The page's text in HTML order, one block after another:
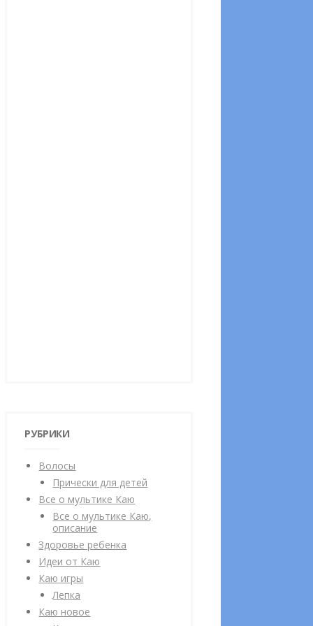
РУБРИКИ
Волосы
Прически для детей
Все о мультике Каю
Все о мультике Каю,
описание
Здоровье ребенка
Идеи от Каю
Каю игры
Лепка
Каю новое